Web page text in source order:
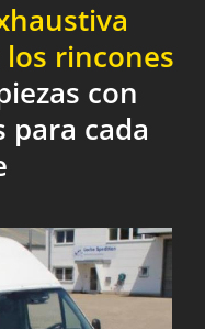
rincones
con
para cada